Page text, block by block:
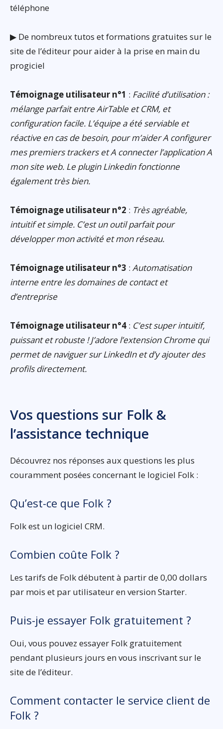
téléphone
▶ De nombreux tutos et formations gratuites sur le
site de l’éditeur pour aider à la prise en main du
progiciel
Témoignage utilisateur n°1 : Facilité d’utilisation :
mélange parfait entre AirTable et CRM, et
configuration facile. L’équipe a été serviable et
réactive en cas de besoin, pour m’aider A configurer
mes premiers trackers et A connecter l’application A
mon site web. Le plugin Linkedin fonctionne
également très bien.
Témoignage utilisateur n°2 : Très agréable,
intuitif et simple. C’est un outil parfait pour
développer mon activité et mon réseau.
Témoignage utilisateur n°3 : Automatisation
interne entre les domaines de contact et
d’entreprise
Témoignage utilisateur n°4 : C’est super intuitif,
puissant et robuste ! J’adore l’extension Chrome qui
permet de naviguer sur LinkedIn et d’y ajouter des
profils directement.
Vos questions sur Folk &
l’assistance technique
Découvrez nos réponses aux questions les plus
couramment posées concernant le logiciel Folk :
Qu’est-ce que Folk ?
Folk est un logiciel CRM.
Combien coûte Folk ?
Les tarifs de Folk débutent à partir de 0,00 dollars
par mois et par utilisateur en version Starter.
Puis-je essayer Folk gratuitement ?
Oui, vous pouvez essayer Folk gratuitement
pendant plusieurs jours en vous inscrivant sur le
site de l’éditeur.
Comment contacter le service client de
Folk ?